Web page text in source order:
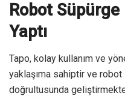
Robot Süpürge
Yaptı
Tapo, kolay kullanım ve
yaklaşıma sahiptir ve
doğrultusunda